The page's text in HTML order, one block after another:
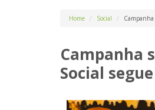
Home Social
Campanha
Social